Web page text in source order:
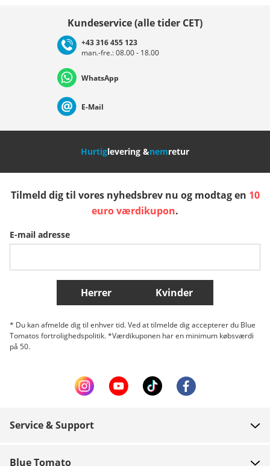
Deutschland Österreich
Nederland Italia (Italiano) Italien (Deutsch)
Slovenija
Belgique (Français) Danmark Norge
Flere lande
Kundeservice (alle tider CET)
+43 316 455 123
man.-fre.: 08.00 - 18.00
WhatsApp
E-Mail
Hurtiglevering &nemretur
Tilmeld dig til vores nyhedsbrev nu og modtag en 10
euro værdikupon.
E-mail adresse
Herrer Kvinder
* Du kan afmelde dig til enhver tid. Ved at tilmelde dig accepterer du Blue
Tomatos fortrolighedspolitik. *Værdikuponen har en minimum købsværdi
på 50.
Service & Support
Blue Tomato